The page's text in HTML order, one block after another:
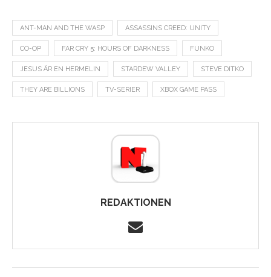
ANT-MAN AND THE WASP ASSASSINS CREED: UNITY
CO-OP FAR CRY 5: HOURS OF DARKNESS FUNKO
JESUS ÄR EN HERMELIN STARDEW VALLEY STEVE DITKO
THEY ARE BILLIONS TV-SERIER XBOX GAME PASS
REDAKTIONEN